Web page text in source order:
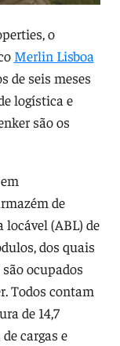
o
Merlin Lisboa
de seis meses
logística e
são os
de
(ABL) de
dos quais
ocupados
Todos contam
de 14,7
cargas e